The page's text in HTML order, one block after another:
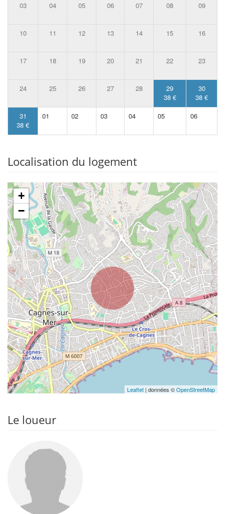
03 04 05 06 07 08 09
10 11 12 13 14 15 16
17 18 19 20 21 22 23
24 25 26 27 28
29
38 €
30
38 €
31
38 €
01 02 03 04 05 06
Localisation du logement
+
−
Leaflet | données ©OpenStreetMap
Le loueur